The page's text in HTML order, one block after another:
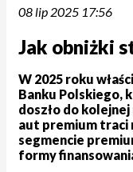
08 lip 2025 17:56
Jak obniżki
W 2025 roku
Banku Polskiego,
doszło do
aut premium traci
segmencie
formy